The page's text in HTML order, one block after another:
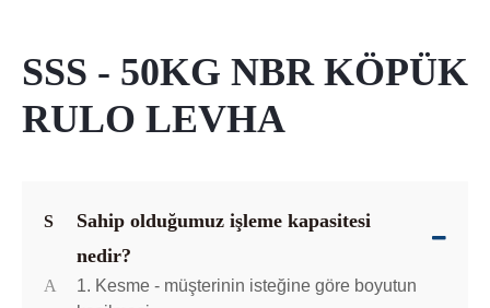
SSS - 50KG NBR KÖPÜK
RULO LEVHA
S
Sahip olduğumuz işleme kapasitesi
nedir?
A
1. Kesme - müşterinin isteğine göre boyutun